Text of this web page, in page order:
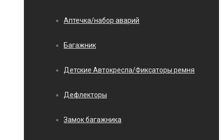
Аптечка/набор аварий
Багажник
Детские Автокресла/Фиксаторы ремня
Дефлекторы
Замок багажника